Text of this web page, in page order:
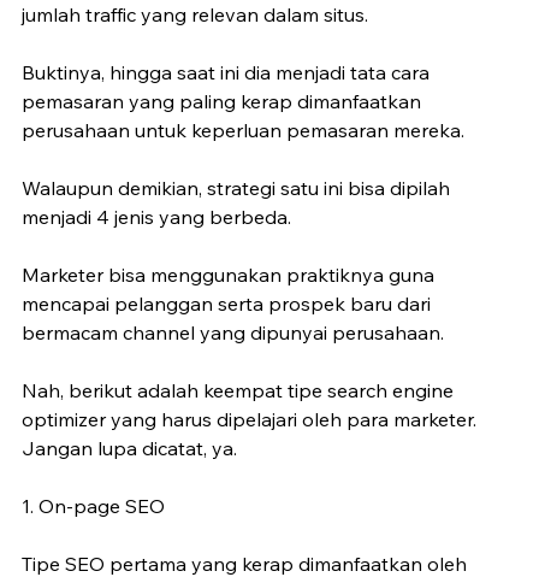
jumlah traffic yang relevan dalam situs.
Buktinya, hingga saat ini dia menjadi tata cara
pemasaran yang paling kerap dimanfaatkan
perusahaan untuk keperluan pemasaran mereka.
Walaupun demikian, strategi satu ini bisa dipilah
menjadi 4 jenis yang berbeda.
Marketer bisa menggunakan praktiknya guna
mencapai pelanggan serta prospek baru dari
bermacam channel yang dipunyai perusahaan.
Nah, berikut adalah keempat tipe search engine
optimizer yang harus dipelajari oleh para marketer.
Jangan lupa dicatat, ya.
1. On-page SEO
Tipe SEO pertama yang kerap dimanfaatkan oleh